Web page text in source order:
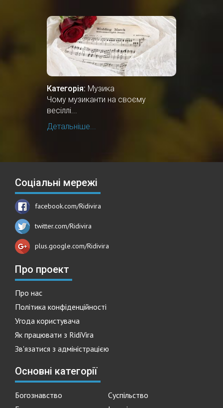
Категорія: Музика
Чому музиканти на своєму
весіллі...
Детальніше...
Соціальні мережі
facebook.com/Ridivira
twitter.com/Ridivira
plus.google.com/Ridivira
Про проект
Про нас
Політика конфіденційності
Угода користувача
Як працювати з RidiVira
Зв'язатися з адміністрацією
Основні категорії
Богознавство
Суспільство